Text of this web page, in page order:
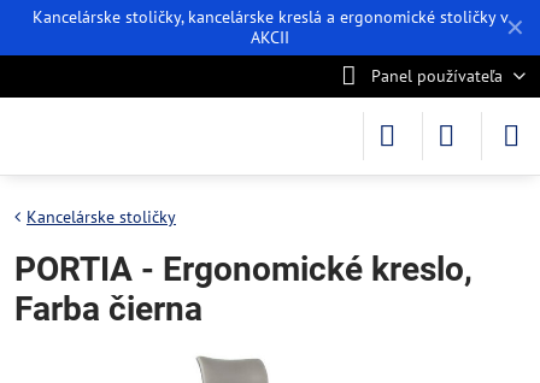
✕
Kancelárske stoličky, kancelárske kreslá a ergonomické stoličky v
AKCII
Panel používateľa
Kancelárske stoličky
PORTIA - Ergonomické kreslo,
Farba čierna